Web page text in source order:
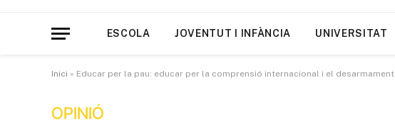
ESCOLA JOVENTUT I INFÀNCIA UNIVERSITAT
Inici » Educar per la pau: educar per la comprensió internacional i el desarmament
OPINIÓ